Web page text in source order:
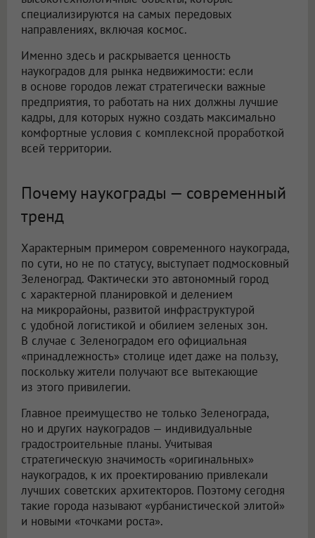
специализируются на самых передовых
направлениях, включая космос.
Именно здесь и раскрывается ценность
наукоградов для рынка недвижимости: если
в основе городов лежат стратегически важные
предприятия, то работать на них должны лучшие
кадры, для которых нужно создать максимально
комфортные условия с комплексной проработкой
всей территории.
Почему наукограды — современный
тренд
Характерным примером современного наукограда,
по сути, но не по статусу, выступает подмосковный
Зеленоград. Фактически это автономный город
с характерной планировкой и делением
на микрорайоны, развитой инфраструктурой
с удобной логистикой и обилием зеленых зон.
В случае с Зеленоградом его официальная
«принадлежность» столице идет даже на пользу,
поскольку жители получают все вытекающие
из этого привилегии.
Главное преимущество не только Зеленограда,
но и других наукоградов — индивидуальные
градостроительные планы. Учитывая
стратегическую значимость «оригинальных»
наукоградов, к их проектированию привлекали
лучших советских архитекторов. Поэтому сегодня
такие города называют «урбанистической элитой»
и новыми «точками роста».